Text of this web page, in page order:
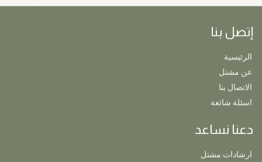
إتصل بنا
الرئيسية
عن مشتل
الاتصال بنا
اسئلة شائعة
دعنا نساعد
ارشادات مشتل